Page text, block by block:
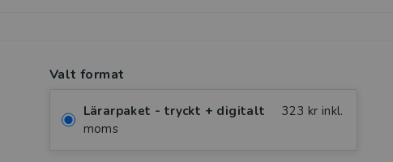
Valt format
Lärarpaket - tryckt + digitalt
323 kr inkl.
moms